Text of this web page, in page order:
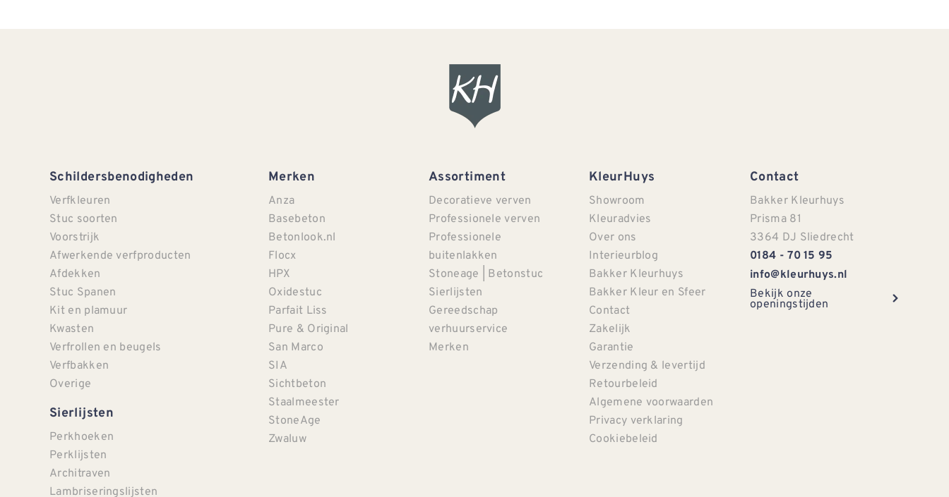
Schildersbenodigheden
Verfkleuren
Stuc soorten
Voorstrijk
Afwerkende verfproducten
Afdekken
Stuc Spanen
Kit en plamuur
Kwasten
Verfrollen en beugels
Verfbakken
Overige
Sierlijsten
Perkhoeken
Perklijsten
Architraven
Lambriseringslijsten
Merken
Anza
Basebeton
Betonlook.nl
Flocx
HPX
Oxidestuc
Parfait Liss
Pure & Original
San Marco
SIA
Sichtbeton
Staalmeester
StoneAge
Zwaluw
Assortiment
Decoratieve verven
Professionele verven
Professionele
buitenlakken
Stoneage | Betonstuc
Sierlijsten
Gereedschap
verhuurservice
Merken
KleurHuys
Showroom
Kleuradvies
Over ons
Interieurblog
Bakker Kleurhuys
Bakker Kleur en Sfeer
Contact
Zakelijk
Garantie
Verzending & levertijd
Retourbeleid
Algemene voorwaarden
Privacy verklaring
Cookiebeleid
Contact
Bakker Kleurhuys
Prisma 81
3364 DJ Sliedrecht
0184 - 70 15 95
info@kleurhuys.nl
Bekijk onze
openingstijden